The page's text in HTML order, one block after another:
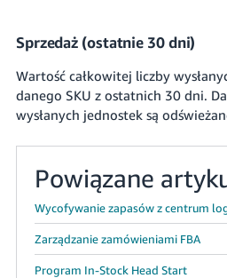
Sprzedaż (ostatnie 30 dni)
Wartość całkowitej liczby
danego SKU z ostatnich 30 dni.
wysłanych jednostek są
Powiązane
Wycofywanie zapasów z centrum
Zarządzanie zamówieniami FBA
Program In-Stock Head Start